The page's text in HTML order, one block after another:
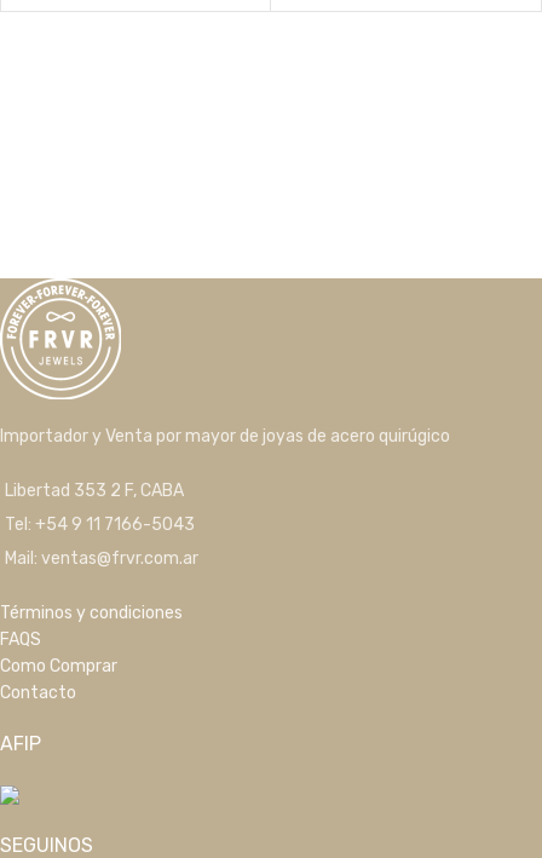
Importador y Venta por mayor de joyas de acero quirúgico
Libertad 353 2 F, CABA
Tel: +54 9 11 7166-5043
Mail: ventas@frvr.com.ar
Términos y condiciones
FAQS
Como Comprar
Contacto
AFIP
SEGUINOS